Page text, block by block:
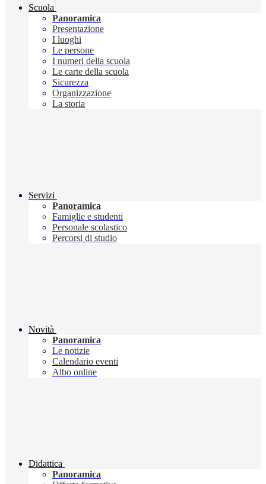
Scuola
Panoramica
Presentazione
I luoghi
Le persone
I numeri della scuola
Le carte della scuola
Sicurezza
Organizzazione
La storia
Servizi
Panoramica
Famiglie e studenti
Personale scolastico
Percorsi di studio
Novità
Panoramica
Le notizie
Calendario eventi
Albo online
Didattica
Panoramica